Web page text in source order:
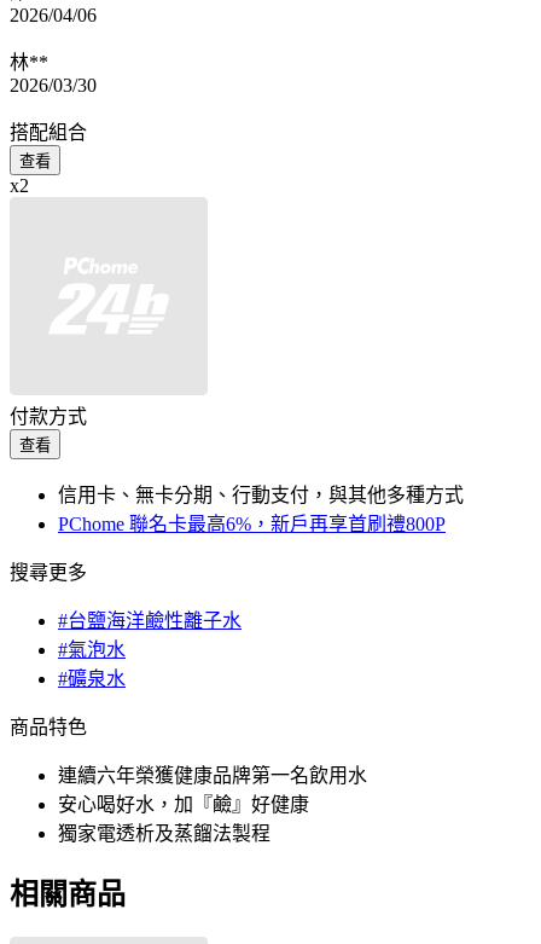
2026/04/06
林**
2026/03/30
搭配組合
查看
x2
付款方式
查看
信用卡、無卡分期、行動支付，與其他多種方式
PChome 聯名卡最高6%，新戶再享首刷禮800P
搜尋更多
#台鹽海洋鹼性離子水
#氣泡水
#礦泉水
商品特色
連續六年榮獲健康品牌第一名飲用水
安心喝好水，加『鹼』好健康
獨家電透析及蒸餾法製程
相關商品